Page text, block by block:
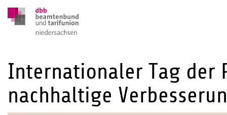
Internationaler Tag der
nachhaltige